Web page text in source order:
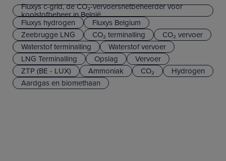
Fluxys c-grid, de CO₂-vervoersnetbeheerder voor
koolstofbeheer in België
Fluxys hydrogen
Fluxys Belgium
Zeebrugge LNG
CO₂ terminalling
CO₂ vervoer
Waterstof terminalling
Waterstof vervoer
LNG Terminalling
Opslag
Vervoer
ZTP (BE - LUX)
Ammoniak CO₂
Hydrogen
Aardgas en biomethaan